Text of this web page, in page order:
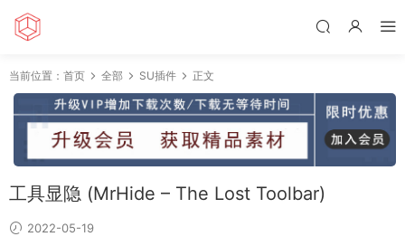
当前位置： 首页 全部 SU插件 正文
工具显隐 (MrHide – The Lost Toolbar)
2022-05-19